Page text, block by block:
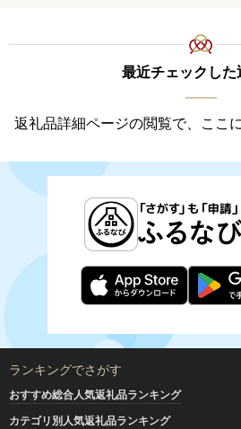
最近チェックした
返礼品詳細ページの閲覧で、ここ
ランキングでさがす
おすすめ総合人気返礼品ランキング
カテゴリ別人気返礼品ランキング